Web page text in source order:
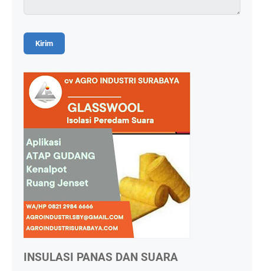
INSULASI PANAS DAN SUARA